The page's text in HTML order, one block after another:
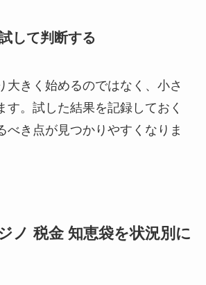
して判断する
大きく始めるのではなく、小さ
す。試した結果を記録しておく
べき点が見つかりやすくなりま
ノ 税金 知恵袋を状況別に